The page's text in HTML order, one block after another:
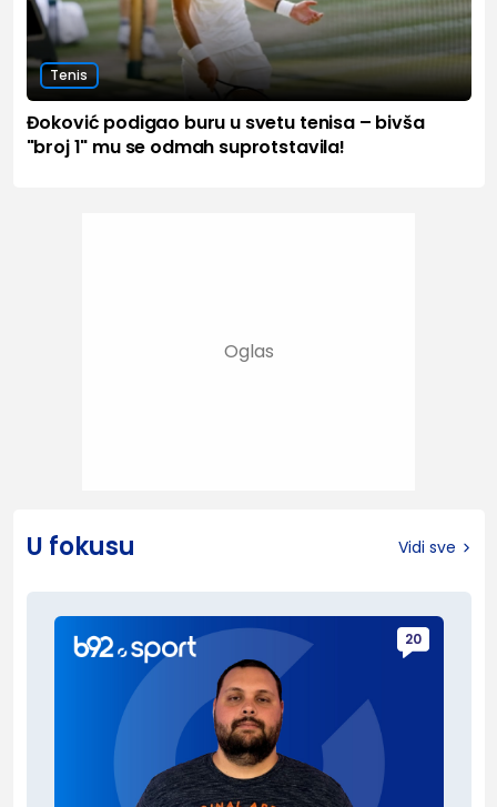
Tenis
Đoković podigao buru u svetu tenisa – bivša
"broj 1" mu se odmah suprotstavila!
U fokusu Vidi sve
20